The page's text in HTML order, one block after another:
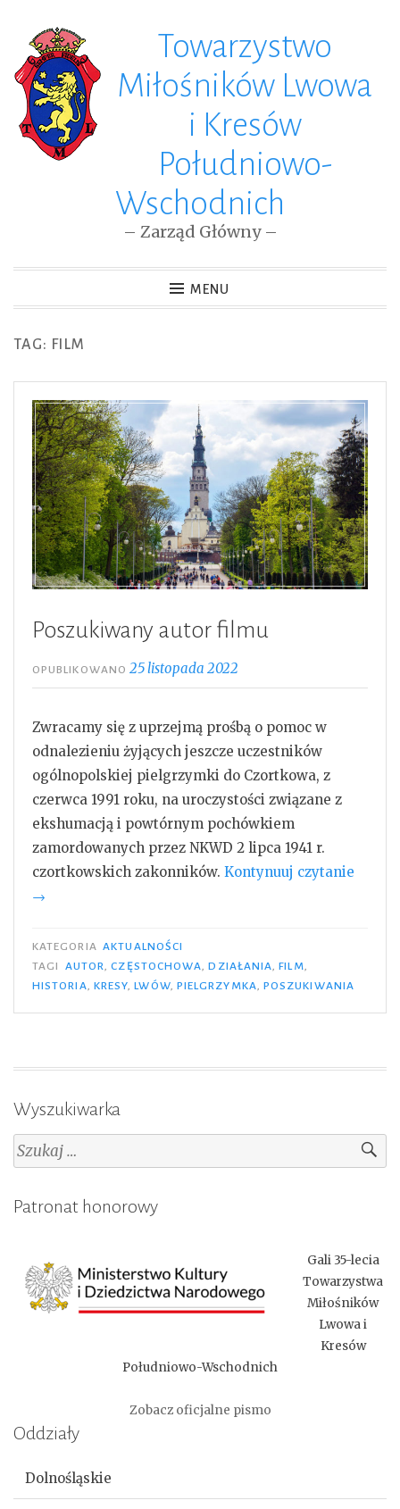
content
Towarzystwo
Miłośników Lwowa
i Kresów
Południowo-
Wschodnich
– Zarząd Główny –
MENU
TAG: FILM
Poszukiwany autor filmu
OPUBLIKOWANO25 listopada 2022
Zwracamy się z uprzejmą prośbą o pomoc w
odnalezieniu żyjących jeszcze uczestników
ogólnopolskiej pielgrzymki do Czortkowa, z
czerwca 1991 roku, na uroczystości związane z
ekshumacją i powtórnym pochówkiem
zamordowanych przez NKWD 2 lipca 1941 r.
czortkowskich zakonników. Kontynuuj czytanie
→
KATEGORIA AKTUALNOŚCI
TAGI
AUTOR,CZĘSTOCHOWA,DZIAŁANIA,FILM,
HISTORIA, KRESY,LWÓW, PIELGRZYMKA, POSZUKIWANIA
Wyszukiwarka
Szukaj:
Patronat honorowy
Gali 35-lecia
Towarzystwa
Miłośników
Lwowa i
Kresów
Południowo-Wschodnich
Zobacz oficjalne pismo
Oddziały
Dolnośląskie